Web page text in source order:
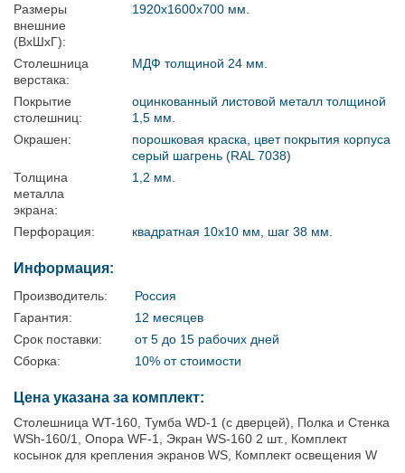
Размеры
внешние
(ВхШхГ):
1920x1600x700 мм.
Столешница
верстака:
МДФ толщиной 24 мм.
Покрытие
столешниц:
оцинкованный листовой металл толщиной
1,5 мм.
Окрашен:
порошковая краска, цвет покрытия корпуса
серый шагрень (RAL 7038)
Толщина
металла
экрана:
1,2 мм.
Перфорация: квадратная 10х10 мм, шаг 38 мм.
Информация:
Производитель:
Россия
Гарантия:
12 месяцев
Срок поставки:
от 5 до 15 рабочих дней
Сборка:
10% от стоимости
Цена указана за комплект:
Столешница WT-160, Тумба WD-1 (с дверцей), Полка и Стенка
WSh-160/1, Опора WF-1, Экран WS-160 2 шт., Комплект
косынок для крепления экранов WS, Комплект освещения W